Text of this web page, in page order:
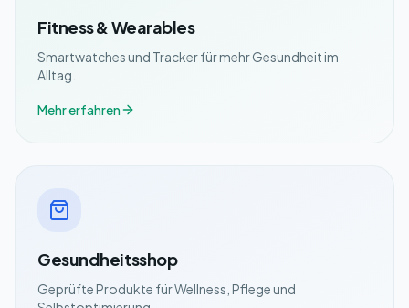
Fitness & Wearables
Smartwatches und Tracker für mehr Gesundheit im
Alltag.
Mehr erfahren
Gesundheitsshop
Geprüfte Produkte für Wellness, Pflege und